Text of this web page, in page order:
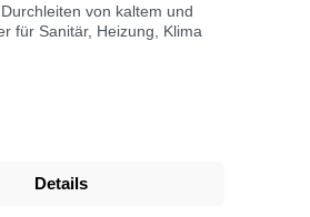
von kaltem und
für Sanitär, Heizung, Klima
Details